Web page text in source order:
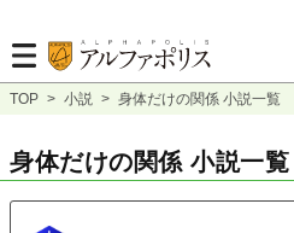
TOP > 小説 > 身体だけの関係 小説一覧
身体だけの関係 小説一覧